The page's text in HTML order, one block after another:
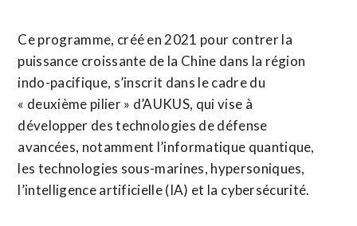
Ce programme, créé en 2021 pour contrer la
puissance croissante de la Chine dans la région
indo-pacifique, s’inscrit dans le cadre du
« deuxième pilier » d’AUKUS, qui vise à
développer des technologies de défense
avancées, notamment l’informatique quantique,
les technologies sous-marines, hypersoniques,
l’intelligence artificielle (IA) et la ⁠cybersécurité.